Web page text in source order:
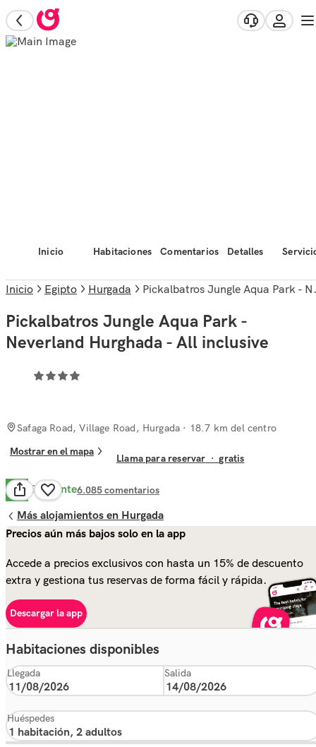
Inicio Habitaciones Comentarios Detalles
Inicio Egipto Hurgada Pickalbatros Jungle Aqua Park - Neverland Hurghada - All inclusive
Pickalbatros Jungle Aqua Park -
Neverland Hurghada - All inclusive
Safaga Road, Village Road, Hurgada · 18.7 km del centro
Mostrar en el mapa
Llama para reservar ·gratis
8.6 Excelente6.085comentarios
Más alojamientos en Hurgada
Precios aún más bajos solo en la app
Accede a precios exclusivos con hasta un 15% de descuento
extra y gestiona tus reservas de forma fácil y rápida.
Descargar la app
Habitaciones disponibles
Llegada Salida
Huéspedes